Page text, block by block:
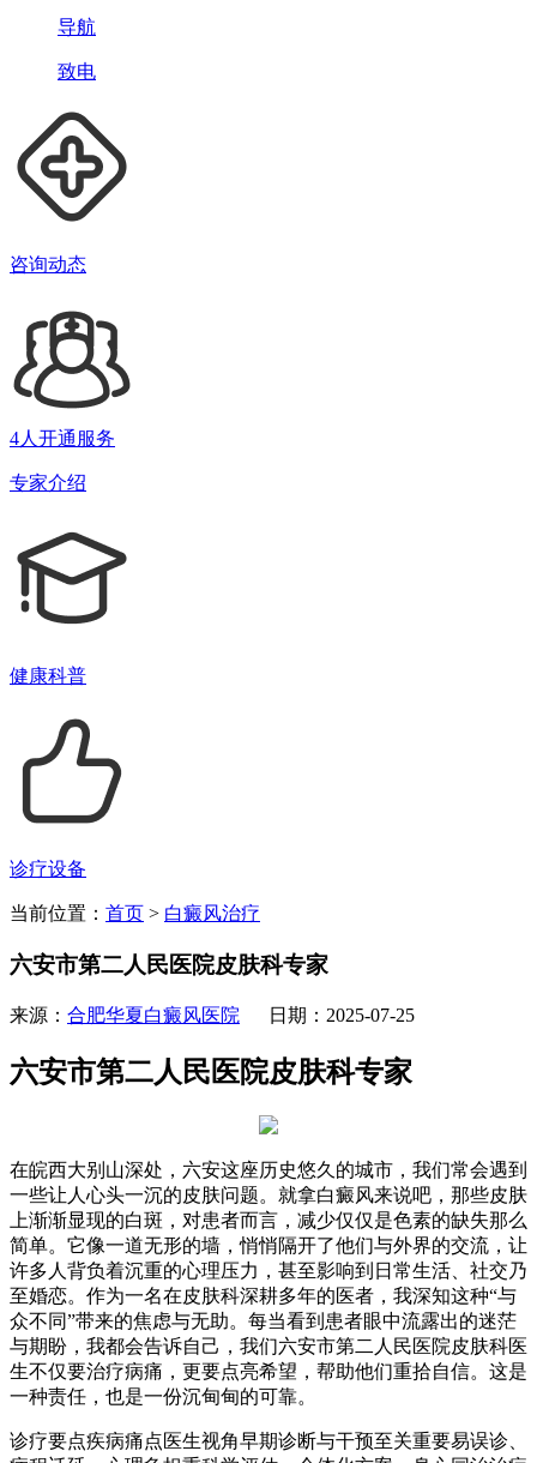
导航
致电
咨询动态
4人开通服务
专家介绍
健康科普
诊疗设备
当前位置： 首页 > 白癜风治疗
六安市第二人民医院皮肤科专家
来源： 合肥华夏白癜风医院 日期：2025-07-25
六安市第二人民医院皮肤科专家
在皖西大别山深处，六安这座历史悠久的城市，我们常会遇到
一些让人心头一沉的皮肤问题。就拿白癜风来说吧，那些皮肤
上渐渐显现的白斑，对患者而言，减少仅仅是色素的缺失那么
简单。它像一道无形的墙，悄悄隔开了他们与外界的交流，让
许多人背负着沉重的心理压力，甚至影响到日常生活、社交乃
至婚恋。作为一名在皮肤科深耕多年的医者，我深知这种“与
众不同”带来的焦虑与无助。每当看到患者眼中流露出的迷茫
与期盼，我都会告诉自己，我们六安市第二人民医院皮肤科医
生不仅要治疗病痛，更要点亮希望，帮助他们重拾自信。这是
一种责任，也是一份沉甸甸的可靠。
诊疗要点疾病痛点医生视角早期诊断与干预至关重要易误诊、